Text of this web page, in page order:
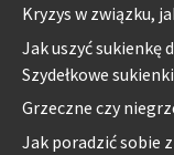
Kryzys w związku,
Jak uszyć sukienkę
Szydełkowe
Grzeczne czy
Jak poradzić sobie